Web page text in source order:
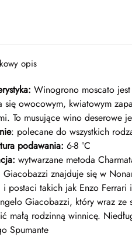
opis
: Winogrono moscato
się owocowym, kwiatowym
To musujące wino deserowe
: polecane do wszystkich
podawania: 6-8 °C
wytwarzane metoda
znajduje się w
i postaci takich jak Enzo
Giacobazzi, który wraz
małą rodzinną winnicę.
Spumante